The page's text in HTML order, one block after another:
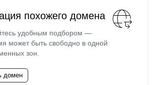
похожего домена
удобным подбором —
может быть свободно в одной
зон.
домен